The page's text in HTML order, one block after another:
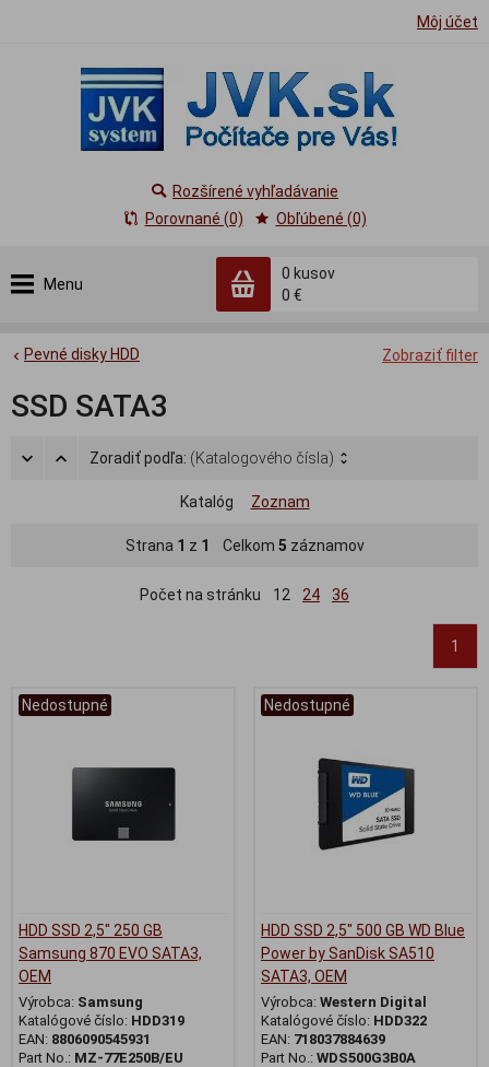
Môj účet
Menu
0 kusov
0 €
Rozšírené vyhľadávanie
Porovnané (0)
Obľúbené (0)
Zobraziť filter
Pevné disky HDD
SSD SATA3
Zoradiť podľa: (Katalogového čísla)
Katalóg Zoznam
Strana 1 z 1 Celkom 5 záznamov
Počet na stránku 12 24 36
1
Nedostupné
HDD SSD 2,5" 250 GB
Samsung 870 EVO SATA3,
OEM
Výrobca: Samsung
Katalógové číslo: HDD319
EAN: 8806090545931
Part No.: MZ-77E250B/EU
Nedostupné
HDD SSD 2,5" 500 GB WD Blue
Power by SanDisk SA510
SATA3, OEM
Výrobca: Western Digital
Katalógové číslo: HDD322
EAN: 718037884639
Part No.: WDS500G3B0A